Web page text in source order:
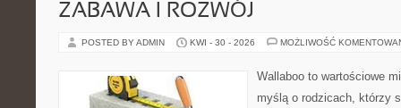
ZABAWA I ROZWÓJ
POSTED BY ADMIN KWI - 30 - 2026 MOŻLIWOŚĆ
Wallaboo to wartościowe
myślą o rodzicach, którzy